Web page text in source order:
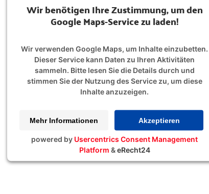
Wir benötigen Ihre Zustimmung, um den
Google Maps-Service zu laden!
Wir verwenden Google Maps, um Inhalte einzubetten.
Dieser Service kann Daten zu Ihren Aktivitäten
sammeln. Bitte lesen Sie die Details durch und
stimmen Sie der Nutzung des Service zu, um diese
Inhalte anzuzeigen.
Mehr Informationen Akzeptieren
powered by Usercentrics Consent Management
Platform &eRecht24